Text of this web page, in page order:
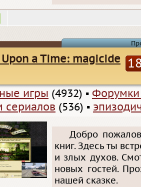
Upon a Time: magicide
игры (4932) ▪
сериалов (536) ▪
Добро
книг. Здесь ты
и злых духов.
новых гостей.
нашей сказке.